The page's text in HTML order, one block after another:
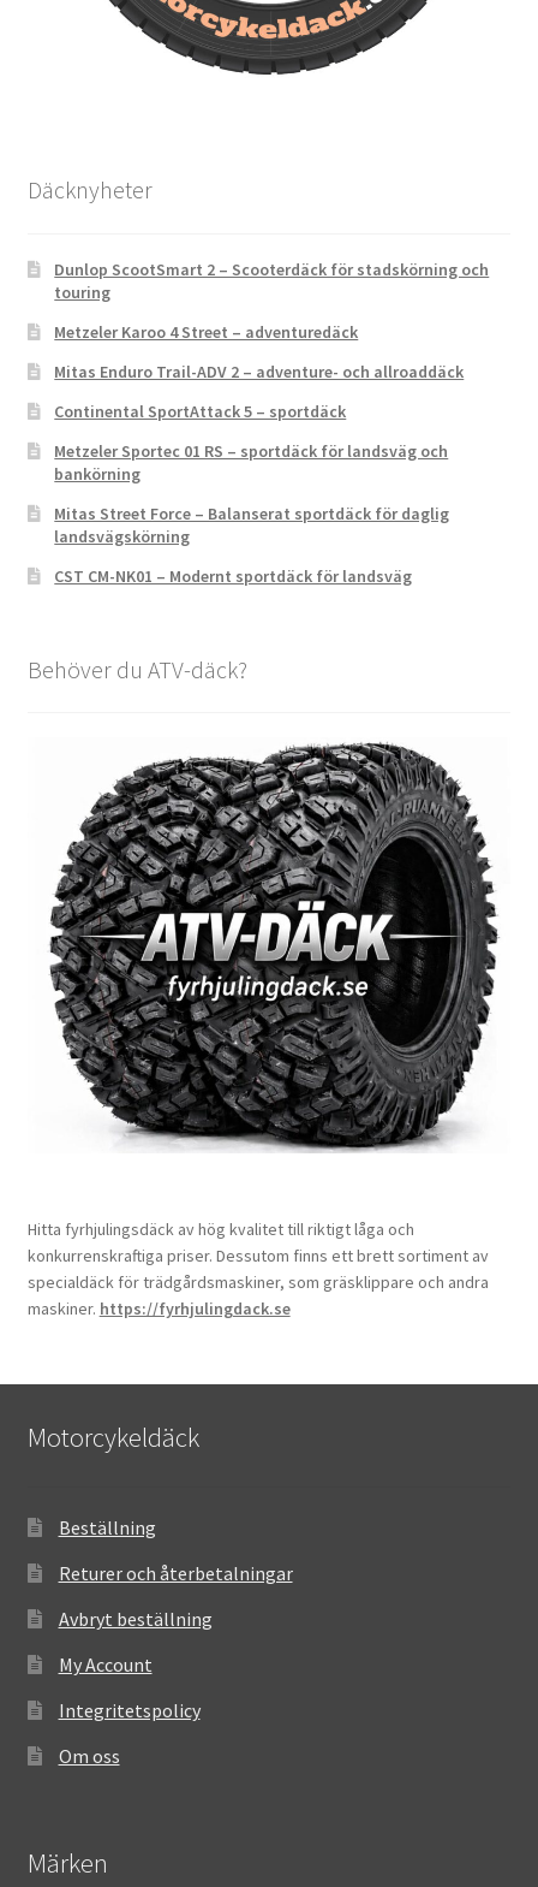
Däcknyheter
Dunlop ScootSmart 2 – Scooterdäck för stadskörning och
touring
Metzeler Karoo 4 Street – adventuredäck
Mitas Enduro Trail-ADV 2 – adventure- och allroaddäck
Continental SportAttack 5 – sportdäck
Metzeler Sportec 01 RS – sportdäck för landsväg och
bankörning
Mitas Street Force – Balanserat sportdäck för daglig
landsvägskörning
CST CM-NK01 – Modernt sportdäck för landsväg
Behöver du ATV-däck?
Hitta fyrhjulingsdäck av hög kvalitet till riktigt låga och
konkurrenskraftiga priser. Dessutom finns ett brett sortiment av
specialdäck för trädgårdsmaskiner, som gräsklippare och andra
maskiner. https://fyrhjulingdack.se
Motorcykeldäck
Beställning
Returer och återbetalningar
Avbryt beställning
My Account
Integritetspolicy
Om oss
Märken